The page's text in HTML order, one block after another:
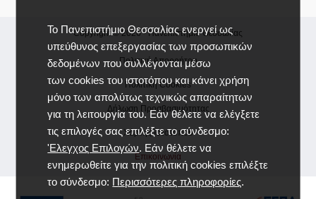
Το Πανεπιστήμιο Θεσσαλίας ενεργεί ως
υπεύθυνος επεξεργασίας των προσωπικών
δεδομένων που συλλέγονται μέσω
των cookies του ιστοτόπου και κάνει χρήση
μόνο των απολύτως τεχνικώς απαραίτητων
για τη λειτουργία του. Εάν θέλετε να ελέγξετε
τις επιλογές σας επιλέξτε το σύνδεσμο:
'Ελεγχος Επιλογών. Εάν θέλετε να
ενημερωθείτε για την πολιτική cookies επιλέξτε
το σύνδεσμο: Περισσότερες πληροφορίες.
Copyright © 2026 -Πανεπιστήμιο Θεσσαλίας
Πολιτική Απορρήτου
Πολιτική Cookies
Δήλωση Προσβασιμότητας
Χάρτης Ιστοτόπου
Επικοινωνία